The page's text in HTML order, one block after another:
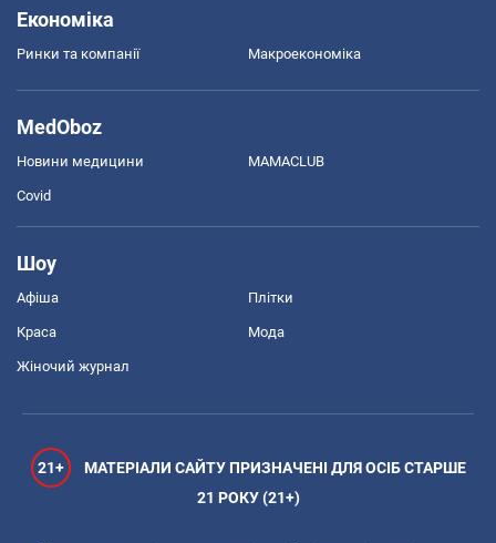
Економіка
Ринки та компанії Макроекономіка
MedOboz
Новини медицини MAMACLUB
Covid
Шоу
Афіша Плітки
Краса Мода
Жіночий журнал
21+
МАТЕРІАЛИ САЙТУ ПРИЗНАЧЕНІ ДЛЯ ОСІБ СТАРШЕ
21 РОКУ (21+)